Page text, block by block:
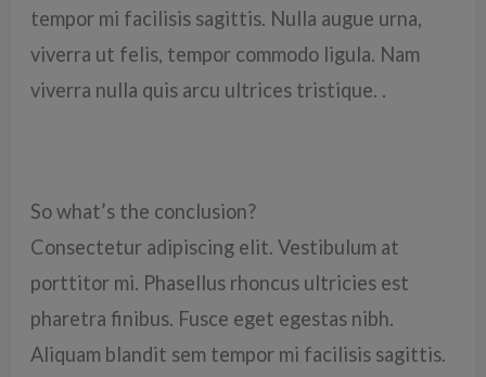
tempor mi facilisis sagittis. Nulla augue urna,
viverra ut felis, tempor commodo ligula. Nam
viverra nulla quis arcu ultrices tristique. .
So what’s the conclusion?
Consectetur adipiscing elit. Vestibulum at
porttitor mi. Phasellus rhoncus ultricies est
pharetra finibus. Fusce eget egestas nibh.
Aliquam blandit sem tempor mi facilisis sagittis.